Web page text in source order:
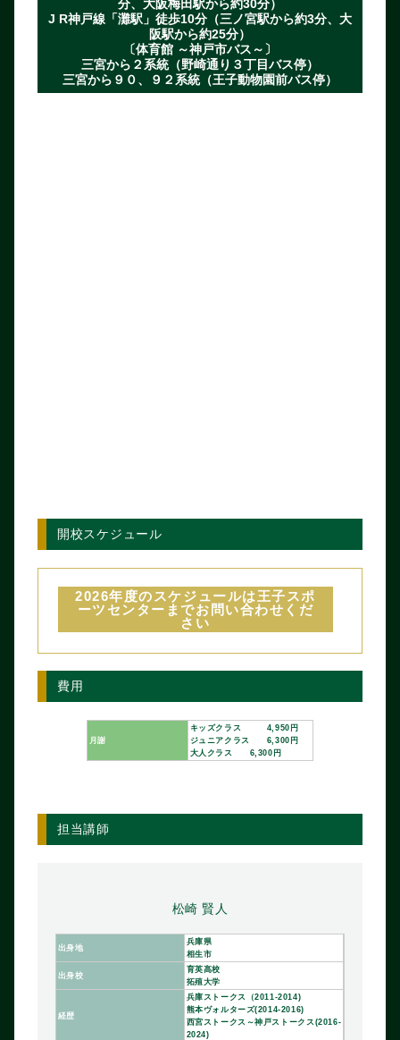
分、大阪梅田駅から約30分）
J R神戸線「灘駅」徒歩10分（三ノ宮駅から約3分、大
阪駅から約25分）
〔体育館 ～神戸市バス～〕
三宮から２系統（野崎通り３丁目バス停）
三宮から９０、９２系統（王子動物園前バス停）
開校スケジュール
2026年度のスケジュールは王子スポ
ーツセンターまでお問い合わせくだ
さい
費用
月謝
キッズクラス 4,950円
ジュニアクラス 6,300円
大人クラス 6,300円
担当講師
松崎 賢人
出身地
兵庫県
相生市
出身校
育英高校
拓殖大学
経歴
兵庫ストークス（2011-2014)
熊本ヴォルターズ(2014-2016)
西宮ストークス～神戸ストークス(2016-
2024)